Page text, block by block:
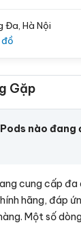
Đa, Hà Nội
đồ
Gặp
nào đang
cung cấp
hãng, đáp
Một số